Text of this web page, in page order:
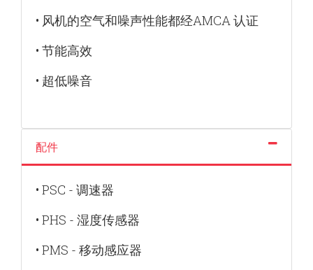
• 风机的空气和噪声性能都经AMCA 认证
• 节能高效
• 超低噪音
配件
• PSC - 调速器
• PHS - 湿度传感器
• PMS - 移动感应器